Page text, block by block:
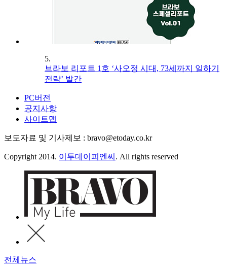
5.
브라보 리포트 1호 ‘사오정 시대, 73세까지 일하기
전략’ 발간
PC버전
공지사항
사이트맵
보도자료 및 기사제보 : bravo@etoday.co.kr
Copyright 2014. 이투데이피엔씨 . All rights reserved
전체뉴스